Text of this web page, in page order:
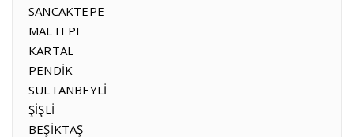
SANCAKTEPE
MALTEPE
KARTAL
PENDİK
SULTANBEYLİ
ŞİŞLİ
BEŞİKTAŞ